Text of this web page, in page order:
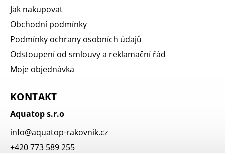
Jak nakupovat
Obchodní podmínky
Podmínky ochrany osobních údajů
Odstoupení od smlouvy a reklamační řád
Moje objednávka
KONTAKT
Aquatop s.r.o
info@aquatop-rakovnik.cz
+420 773 589 255